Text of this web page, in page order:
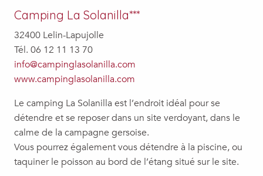
Camping La Solanilla***
32400 Lelin-Lapujolle
Tél. 06 12 11 13 70
info@campinglasolanilla.com
www.campinglasolanilla.com
Le camping La Solanilla est l’endroit idéal pour se
détendre et se reposer dans un site verdoyant, dans le
calme de la campagne gersoise.
Vous pourrez également vous détendre à la piscine, ou
taquiner le poisson au bord de l’étang situé sur le site.